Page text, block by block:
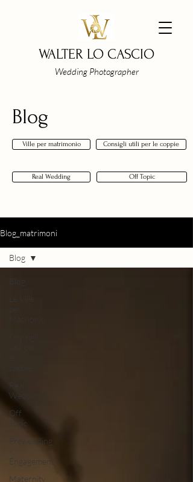
WALTER LO CASCIO
Wedding Photographer
Blog
Ville per matrimonio Consigli utili per le coppie
Real Wedding Off Topic
Blog_matrimoni
Wedding
Off
Topic
Prewedding
-
Engagement
Maternity
Blog